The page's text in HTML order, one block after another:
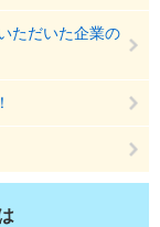
ただいた企業の